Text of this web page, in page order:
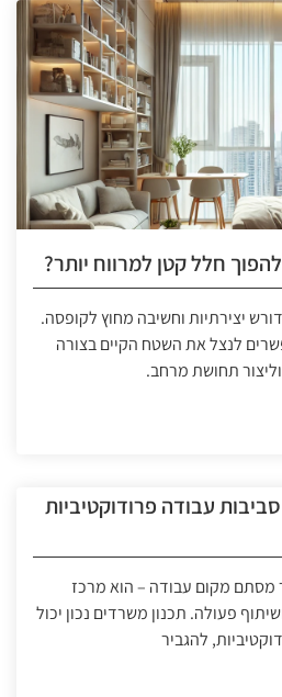
חלל קטן למרווח יותר?
יצירתיות וחשיבה מחוץ לקופסה.
לנצל את השטח הקיים בצורה
תחושת מרחב.
עבודה פרודוקטיביות
מסתם מקום עבודה – הוא מרכז
פעולה. תכנון משרדים נכון יכול
להגביר